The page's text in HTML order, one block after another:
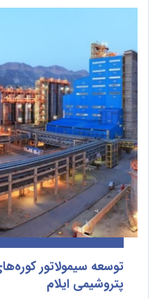
توسعه سیمولاتور
پتروشیمی ایلام